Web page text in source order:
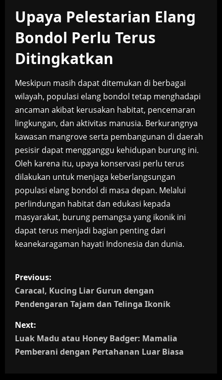
Upaya Pelestarian Elang
Bondol Perlu Terus
Ditingkatkan
Meskipun masih dapat ditemukan di berbagai
wilayah, populasi elang bondol tetap menghadapi
ancaman akibat kerusakan habitat, pencemaran
lingkungan, dan aktivitas manusia. Berkurangnya
kawasan mangrove serta pembangunan di daerah
pesisir dapat mengganggu kehidupan burung ini.
Oleh karena itu, upaya konservasi perlu terus
dilakukan untuk menjaga keberlangsungan
populasi elang bondol di masa depan. Melalui
perlindungan habitat dan edukasi kepada
masyarakat, burung pemangsa yang ikonik ini
dapat terus menjadi bagian penting dari
keanekaragaman hayati Indonesia dan dunia.
P
o
t
n
Previous:
Caracal, Kucing Liar Gurun dengan
Pendengaran Tajam dan Telinga Ikonik
Next:
Luak Madu atau Honey Badger: Mamalia
Pemberani dengan Pertahanan Luar Biasa